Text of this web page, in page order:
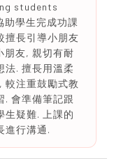
students
學生完成功課
擅長引導小朋友
朋友, 親切有耐
法. 擅長用溫柔
較注重鼓勵式教
. 會準備筆記跟
生疑難. 上課的
進行溝通.